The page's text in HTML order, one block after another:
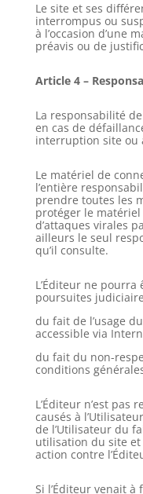
Le site et ses
interrompus ou
à l’occasion d’une
préavis ou de
Article 4 –
La responsabilité
en cas de
interruption site ou
Le matériel de
l’entière
prendre toutes les
protéger le
d’attaques virales
ailleurs le seul
qu’il consulte.
L’Éditeur ne
poursuites
du fait de l’usage
accessible via
du fait du non-
conditions
L’Éditeur n’est pas
causés à
de l’Utilisateur du
utilisation du site et
action contre
Si l’Éditeur venait à